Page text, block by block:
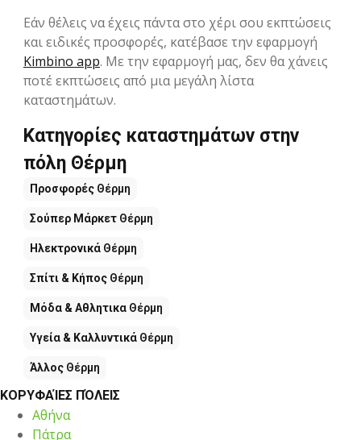
Εάν θέλεις να έχεις πάντα στο χέρι σου εκπτώσεις
και ειδικές προσφορές, κατέβασε την εφαρμογή
Kimbino app. Με την εφαρμογή μας, δεν θα χάνεις
ποτέ εκπτώσεις από μια μεγάλη λίστα
καταστημάτων.
Κατηγορίες καταστημάτων στην
πόλη Θέρμη
Προσφορές Θέρμη
Σούπερ Μάρκετ Θέρμη
Hλεκτρονικά Θέρμη
Σπίτι & Κήπος Θέρμη
Μόδα & Aθλητικα Θέρμη
Υγεία & Καλλυντικά Θέρμη
Άλλος Θέρμη
ΚΟΡΥΦΑΊΕΣ ΠΌΛΕΙΣ
Αθήνα
Πάτρα